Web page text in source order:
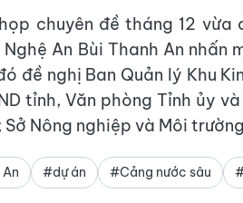
chuyên đề tháng 12
Nghệ An Bùi Thanh An
đề nghị Ban Quản lý Khu
tỉnh, Văn phòng Tỉnh ủy
Sở Nông nghiệp và Môi
#dự án #Cảng nước sâu